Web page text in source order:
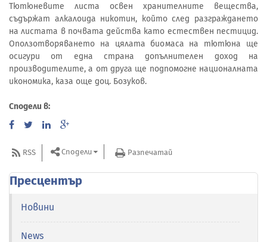
Тютюневите листа освен хранителните вещества,
съдържат алкалоида никотин, който след разграждането
на листата в почвата действа като естествен пестицид.
Оползотворяването на цялата биомаса на тютюна ще
осигури от една страна допълнителен доход на
производителите, а от друга ще подпомогне националната
икономика, каза още доц. Бозуков.
Сподели в:
RSS Сподели Разпечатай
Пресцентър
Новини
News